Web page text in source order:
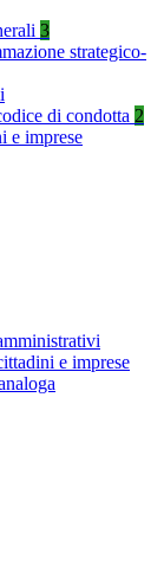
3
strategico-
di condotta 2
e imprese
e imprese